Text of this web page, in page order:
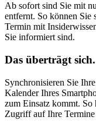
Ab sofort sind Sie mit
entfernt. So können Sie
Termin mit
Sie informiert sind.
Das überträgt sich.
Synchronisieren Sie
Kalender Ihres
zum Einsatz kommt. So
Zugriff auf Ihre